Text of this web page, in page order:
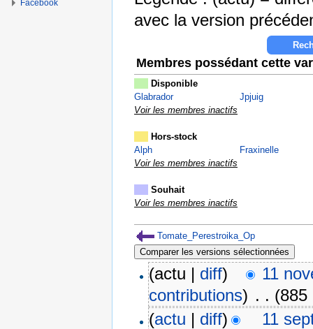
avec la version
Membres possédant cette
Disponible
Glabrador
Jpjuig
Voir les membres inactifs
Hors-stock
Alph
Fraxinelle
Voir les membres inactifs
Souhait
Voir les membres inactifs
Tomate_Perestroika_Op
(actu | diff)
11
contributions) . . (885
(actu | diff)
11
Facebook